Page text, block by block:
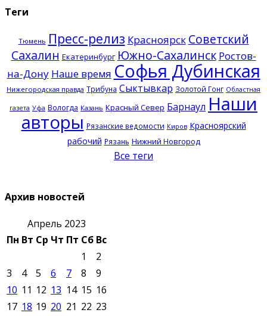
Теги
Тюмень Пресс-релиз Красноярск Советский
Сахалин Екатеринбург Южно-Сахалинск Ростов-
на-Дону Наше время Софья Дубинская
Нижегородская правда Трибуна Сыктывкар Золотой Гонг Областная
газета Уфа Вологда Казань Красный Север Барнаул Наши
авторы Рязанские ведомости Киров Красноярский
рабочий Рязань Нижний Новгород
Все теги
Архив новостей
Апрель 2023
Пн Вт Ср Чт Пт Сб Вс
1
2
3
4 5 6 7 8
9
10 11 12 13 14 15 16
17 18 19 20 21 22 23